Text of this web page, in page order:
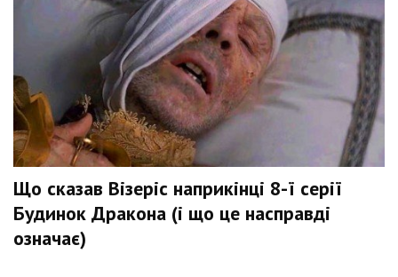
Що сказав Візеріс наприкінці 8-ї серії
Будинок Дракона (і що це насправді
означає)